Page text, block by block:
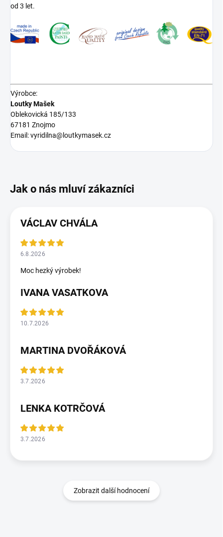
od 3 let.
Výrobce:
Loutky Mašek
Oblekovická 185/133
67181 Znojmo
Email: vyridilna@loutkymasek.cz
VÁCLAV CHVÁLA
6.8.2026
Moc hezký výrobek!
IVANA VASATKOVA
10.7.2026
MARTINA DVOŘÁKOVÁ
3.7.2026
LENKA KOTRČOVÁ
3.7.2026
Zobrazit další hodnocení